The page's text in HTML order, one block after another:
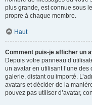
plus grande, est connue sous
propre à chaque membre.
Haut
Comment puis-je afficher un
Depuis votre panneau
un avatar en utilisant l’une des
galerie, distant ou importé.
avatars et décider de la
pouvez pas utiliser d’avatar,